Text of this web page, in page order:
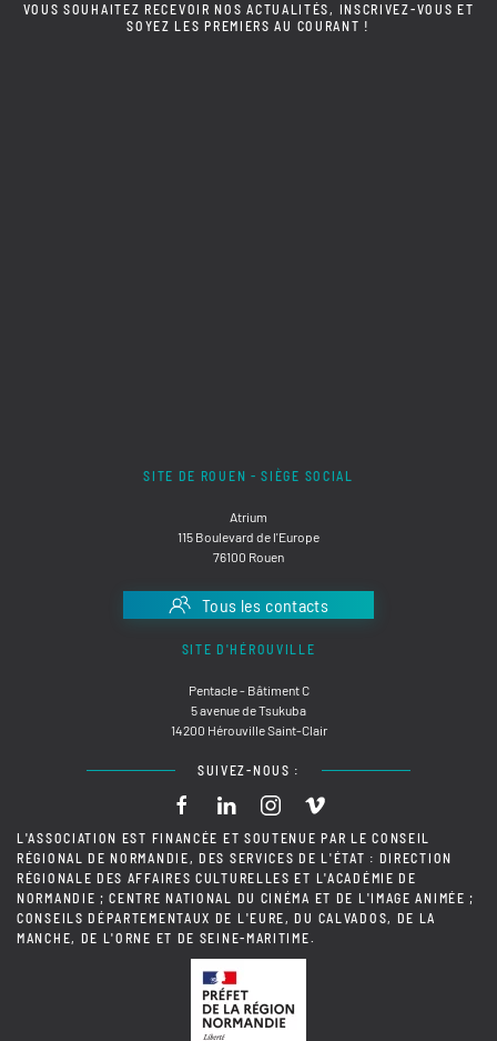
VOUS SOUHAITEZ RECEVOIR NOS ACTUALITÉS, INSCRIVEZ-VOUS ET
SOYEZ LES PREMIERS AU COURANT !
SITE DE ROUEN - SIÈGE SOCIAL
Atrium
115 Boulevard de l'Europe
76100 Rouen
Tous les contacts
SITE D'HÉROUVILLE
Pentacle - Bâtiment C
5 avenue de Tsukuba
14200 Hérouville Saint-Clair
SUIVEZ-NOUS :
L'ASSOCIATION EST FINANCÉE ET SOUTENUE PAR LE CONSEIL
RÉGIONAL DE NORMANDIE, DES SERVICES DE L'ÉTAT : DIRECTION
RÉGIONALE DES AFFAIRES CULTURELLES ET L'ACADÉMIE DE
NORMANDIE ; CENTRE NATIONAL DU CINÉMA ET DE L'IMAGE ANIMÉE ;
CONSEILS DÉPARTEMENTAUX DE L'EURE, DU CALVADOS, DE LA
MANCHE, DE L'ORNE ET DE SEINE-MARITIME.